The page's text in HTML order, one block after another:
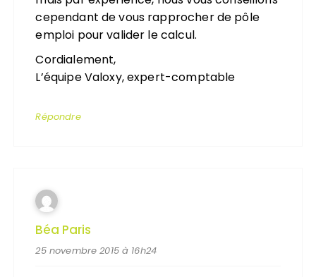
cependant de vous rapprocher de pôle
emploi pour valider le calcul.
Cordialement,
L’équipe Valoxy, expert-comptable
Répondre
Béa Paris
25 novembre 2015 à 16h24